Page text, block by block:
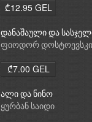
₾12.95 GEL
დანაშაული და
ფიოდორ დოსტოევსკი
₾7.00 GEL
ალი და ნინო
ყურბან საიდი